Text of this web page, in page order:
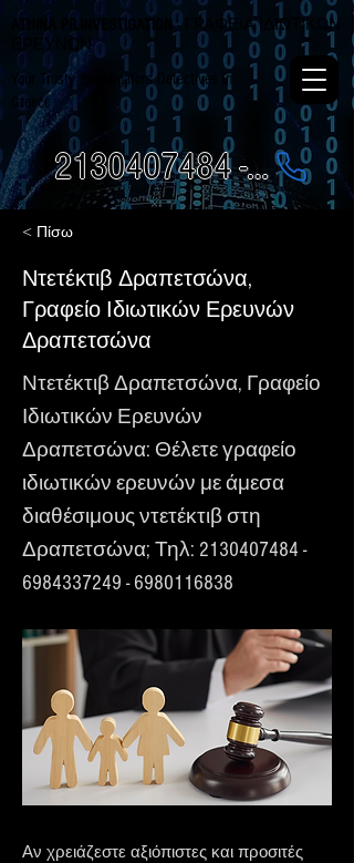
ATHINA PR.INVESTIGATION - ΓΡΑΦΕΙΑ ΙΔΙΩΤΙΚΩΝ
ΕΡΕΥΝΩΝ
Your Trusty Investigators Detectives in
Greece
2130407484 - 6984337249
< Πίσω
Ντετέκτιβ Δραπετσώνα,
Γραφείο Ιδιωτικών Ερευνών
Δραπετσώνα
Ντετέκτιβ Δραπετσώνα, Γραφείο
Ιδιωτικών Ερευνών
Δραπετσώνα: Θέλετε γραφείο
ιδιωτικών ερευνών με άμεσα
διαθέσιμους ντετέκτιβ στη
Δραπετσώνα; Τηλ: 2130407484 -
6984337249 -6980116838
Αν χρειάζεστε αξιόπιστες και προσιτές